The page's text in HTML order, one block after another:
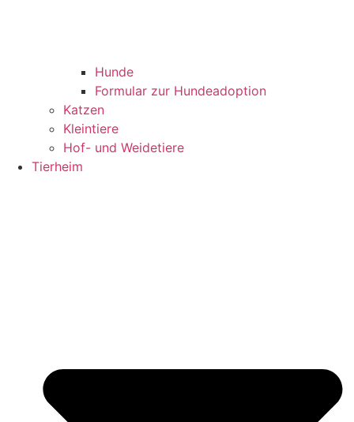
Hunde
Formular zur Hundeadoption
Katzen
Kleintiere
Hof- und Weidetiere
Tierheim